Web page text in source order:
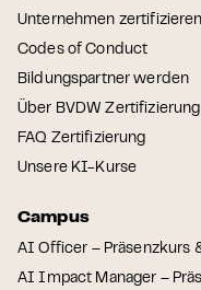
Unternehmen zertifizieren
Codes of Conduct
Bildungspartner werden
Über BVDW Zertifizierung
FAQ Zertifizierung
Unsere KI-Kurse
Campus
AI Officer – Präsenzkurs
AI Impact Manager –